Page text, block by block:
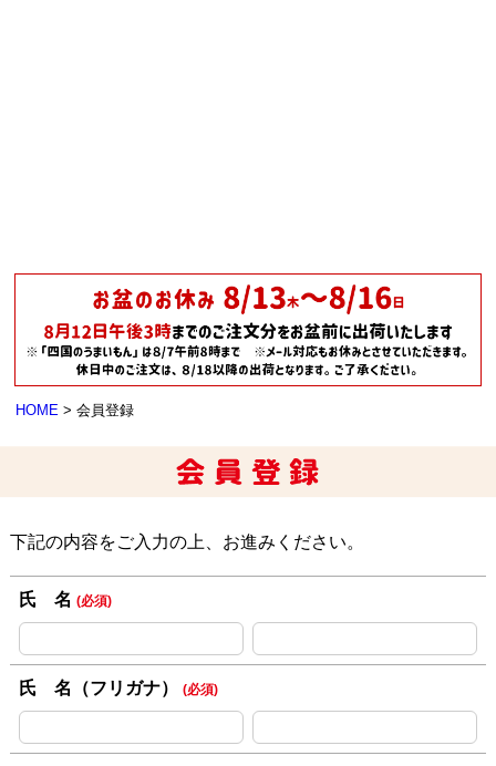
HOME 会員登録
下記の内容をご入力の上、お進みください。
氏 名 (必須)
氏 名（フリガナ） (必須)